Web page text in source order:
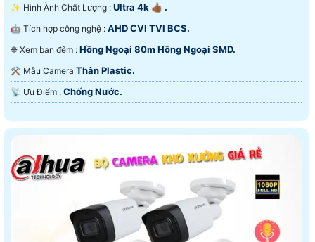
✨ Hình Ành Chất Lượng : Ultra 4k 👍🏾 .
🤖️ Tích hợp công nghệ : AHD CVI TVI BCS.
❈ Xem ban đêm : Hồng Ngoại 80m Hồng Ngoại SMD.
⚒ Mẫu Camera Thân Plastic.
️📡 Ưu Điểm : Chống Nước.